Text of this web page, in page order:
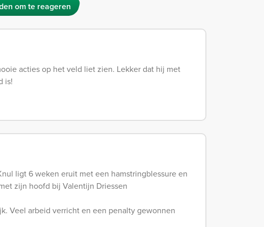
om te reageren
acties op het veld liet zien. Lekker dat hij met
is!
ligt 6 weken eruit met een hamstringblessure en
zijn hoofd bij Valentijn Driessen
Veel arbeid verricht en een penalty gewonnen